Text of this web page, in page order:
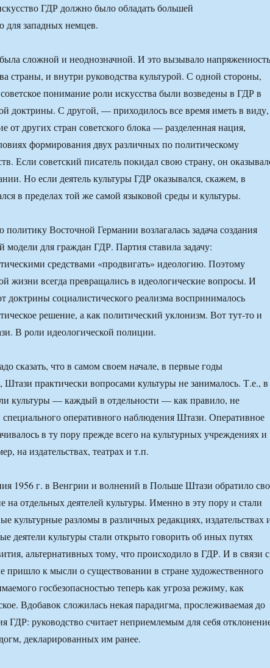
ГДР должно было обладать большей
для западных немцев.
сложной и неоднозначной. И это вызывало напряженность
страны, и внутри руководства культурой. С одной стороны,
советское понимание роли искусства были возведены в ГДР в
доктрины. С другой, — приходилось все время иметь в виду,
от других стран советского блока — разделенная нация,
формирования двух различных по политическому
Если советский писатель покидал свою страну, он
Но если деятель культуры ГДР оказывался, скажем, в
в пределах той же самой языковой среды и культуры.
Восточной Германии возлагалась задача создания
для граждан ГДР. Партия ставила задачу:
средствами «продвигать» идеологию. Поэтому
жизни всегда превращались в идеологические вопросы. И
доктрины социалистического реализма воспринималось
решение, а как политический уклонизм. Вот тут-то и
В роли идеологической полиции.
сказать, что в самом своем начале, в первые годы
практически вопросами культуры не занималось. Т.е., в
культуры — каждый в отдельности — как правило, не
специального оперативного наблюдения Штази. Оперативное
в ту пору прежде всего на культурных учреждениях и
на издательствах, театрах и т.п.
1956 г. в Венгрии и волнений в Польше Штази обратило
на отдельных деятелей культуры. Именно в эту пору и стали
культурные разломы в различных редакциях, издательствах
деятели культуры стали открыто говорить об иных путях
альтернативных тому, что происходило в ГДР. И в связи с
пришло к мысли о существовании в стране художественного
госбезопасностью теперь как угроза режиму, как
Вдобавок сложилась некая парадигма, прослеживаемая до
ГДР: руководство считает неприемлемым для себя
декларированных им ранее.